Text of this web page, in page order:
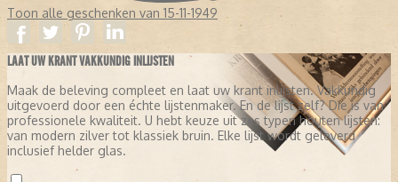
Toon alle geschenken van 15-11-1949
LAAT UW KRANT VAKKUNDIG INLIJSTEN
Maak de beleving compleet en laat uw krant inlijsten. Vakkundig
uitgevoerd door een échte lijstenmaker. En de lijst zelf? Die is van
professionele kwaliteit. U hebt keuze uit zes typen houten lijsten:
van modern zilver tot klassiek bruin. Elke lijst wordt geleverd
inclusief helder glas.